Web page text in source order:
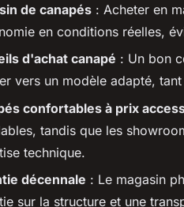
de canapés : Acheter en
en conditions réelles,
d'achat canapé : Un bon
vers un modèle adapté,
confortables à prix
tandis que les
technique.
décennale : Le magasin
sur la structure et une